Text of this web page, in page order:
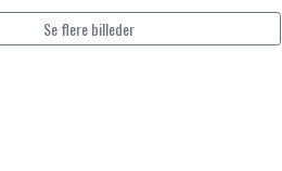
Se flere billeder